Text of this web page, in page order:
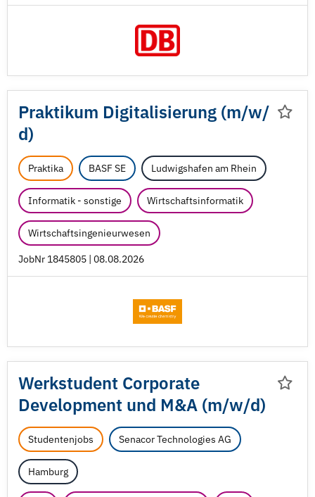
Praktikum Digitalisierung (m/w/
d)
Praktika BASF SE Ludwigshafen am Rhein
Informatik - sonstige Wirtschaftsinformatik
Wirtschaftsingenieurwesen
JobNr 1845805 | 08.08.2026
Werkstudent Corporate
Development und M&A (m/w/d)
Studentenjobs Senacor Technologies AG
Hamburg